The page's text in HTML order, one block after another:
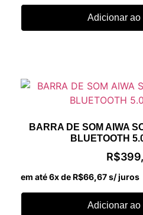
Adicionar ao
BARRA DE SOM AIWA
BLUETOOTH
R$
em até 6x de R$66,67s/ juros
Adicionar ao